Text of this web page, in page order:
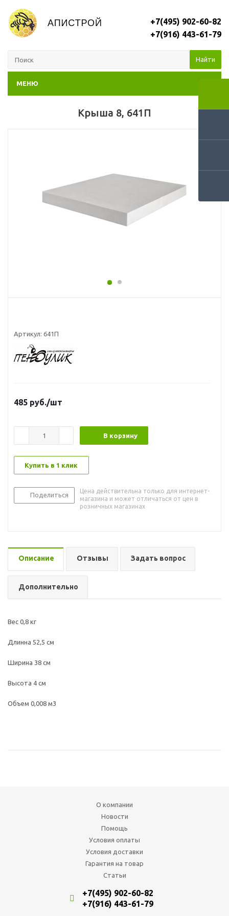
+7(495) 902-60-82
+7(916) 443-61-79
Найти
МЕНЮ
Крыша 8, 641П
Артикул: 641П
485 руб./шт
В корзину
Купить в 1 клик
Поделиться
Цена действительна только для интернет-
магазина и может отличаться от цен в
розничных магазинах
Описание Отзывы Задать вопрос
Дополнительно
Вес 0,8 кг
Длинна 52,5 см
Ширина 38 см
Высота 4 см
Объем 0,008 м3
О компании
Новости
Помощь
Условия оплаты
Условия доставки
Гарантия на товар
Статьи
+7(495) 902-60-82
+7(916) 443-61-79